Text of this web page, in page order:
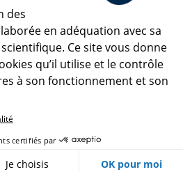
CNRS Le Mag
© 2026, CNRS
des cookies
des
en adéquation avec sa
Ce site vous donne
qu’il utilise et le contrôle
à son fonctionnement et son
certifiés par
Je choisis OK pour moi